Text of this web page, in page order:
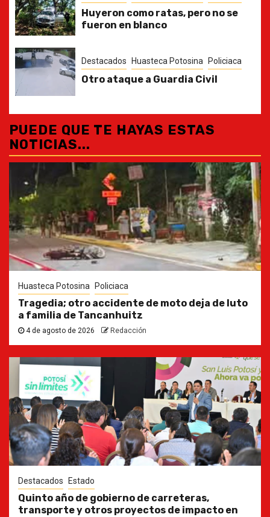
Huyeron como ratas, pero no se
fueron en blanco
Destacados Huasteca Potosina Policiaca
Otro ataque a Guardia Civil
PUEDE QUE TE HAYAS ESTAS
NOTICIAS...
Huasteca Potosina Policiaca
Tragedia; otro accidente de moto deja de luto
a familia de Tancanhuitz
4 de agosto de 2026 Redacción
Destacados Estado
Quinto año de gobierno de carreteras,
transporte y otros proyectos de impacto en